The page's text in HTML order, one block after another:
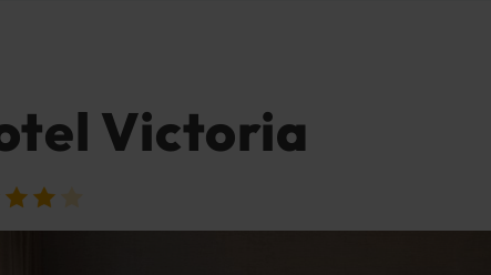
Victoria